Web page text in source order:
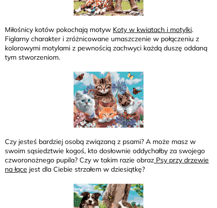
Miłośnicy kotów pokochają motyw Koty w kwiatach i motylki.
Figlarny charakter i zróżnicowane umaszczenie w połączeniu z
kolorowymi motylami z pewnością zachwyci każdą duszę oddaną
tym stworzeniom.
Czy jesteś bardziej osobą związaną z psami? A może masz w
swoim sąsiedztwie kogoś, kto dosłownie oddychałby za swojego
czworonożnego pupila? Czy w takim razie obraz Psy przy drzewie
na łące jest dla Ciebie strzałem w dziesiątkę?